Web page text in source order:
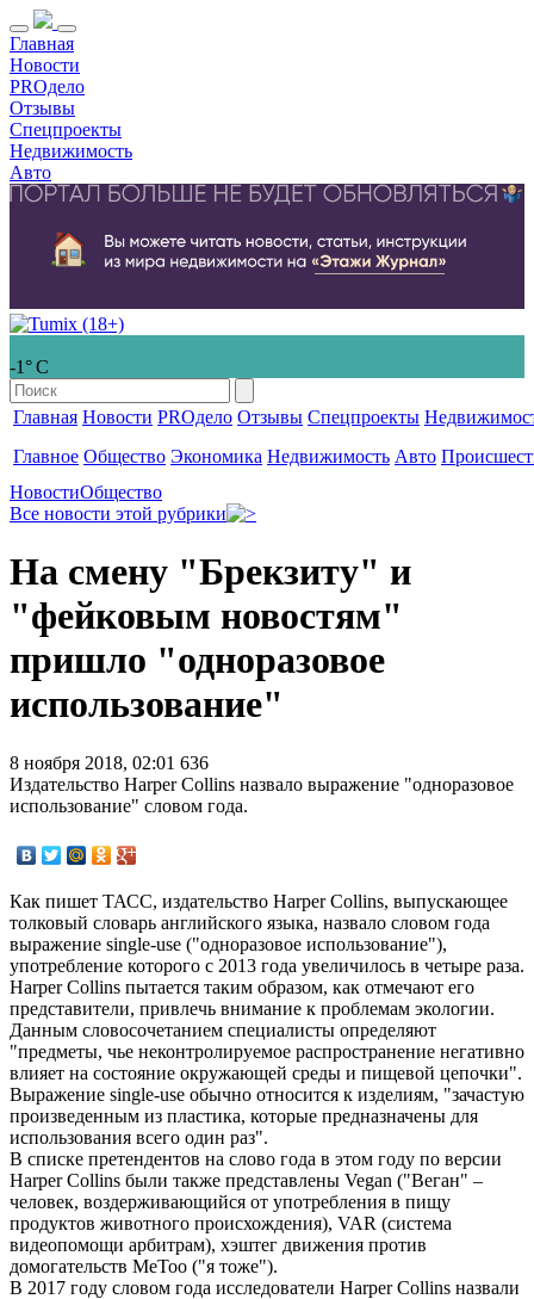
Главная
Новости
PROдело
Отзывы
Спецпроекты
Недвижимость
Авто
-1° С
Главная Новости PROдело Отзывы Спецпроекты
Главное Общество Экономика Недвижимость Авто
НовостиОбщество
Все новости этой рубрики
На смену "Брекзиту" и
"фейковым новостям"
пришло "одноразовое
использование"
8 ноября 2018, 02:01 636
Издательство Harper Collins назвало выражение "одноразовое
использование" словом года.
Как пишет ТАСС, издательство Harper Collins, выпускающее
толковый словарь английского языка, назвало словом года
выражение single-use ("одноразовое использование"),
употребление которого с 2013 года увеличилось в четыре раза.
Harper Collins пытается таким образом, как отмечают его
представители, привлечь внимание к проблемам экологии.
Данным словосочетанием специалисты определяют
"предметы, чье неконтролируемое распространение негативно
влияет на состояние окружающей среды и пищевой цепочки".
Выражение single-use обычно относится к изделиям, "зачастую
произведенным из пластика, которые предназначены для
использования всего один раз".
В списке претендентов на слово года в этом году по версии
Harper Collins были также представлены Vegan ("Веган" –
человек, воздерживающийся от употребления в пищу
продуктов животного происхождения), VAR (система
видеопомощи арбитрам), хэштег движения против
домогательств MeToo ("я тоже").
В 2017 году словом года исследователи Harper Collins назвали